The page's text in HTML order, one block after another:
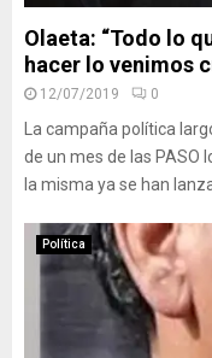
Olaeta: “Todo lo
hacer lo venimos
12/07/2019 0
La campaña política
de un mes de las PASO
la misma ya se han
Política